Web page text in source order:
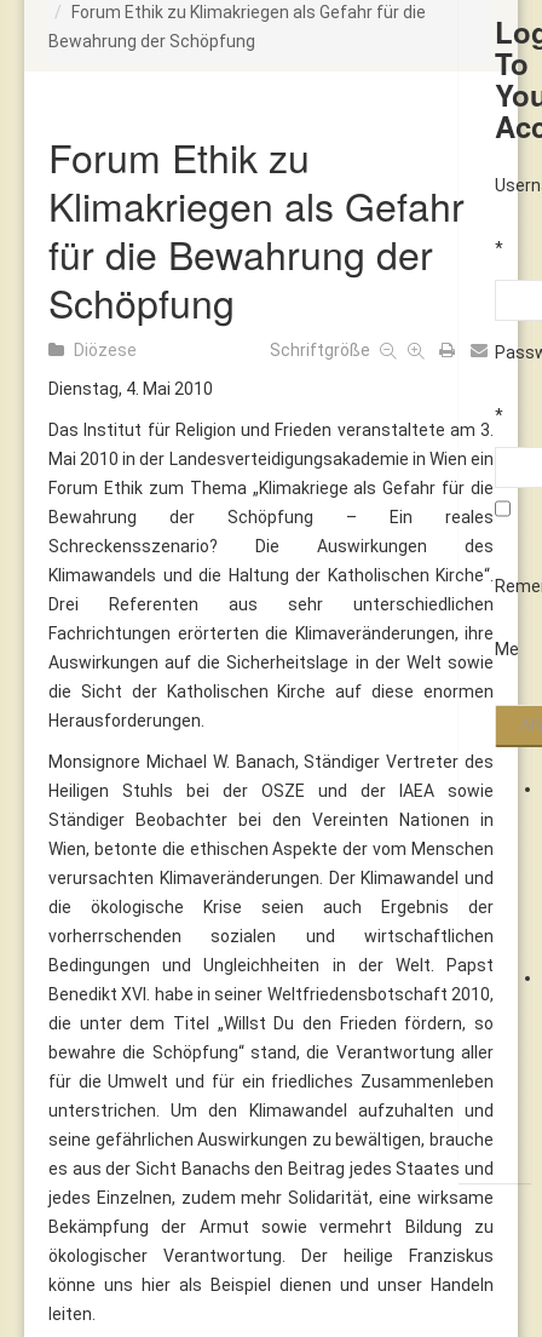
To
*
*
Me
Forum Ethik zu Klimakriegen als Gefahr für die
Bewahrung der Schöpfung
Forum Ethik zu
Klimakriegen als Gefahr
für die Bewahrung der
Schöpfung
Diözese
Schriftgröße
Dienstag, 4. Mai 2010
Das Institut für Religion und Frieden veranstaltete am 3.
Mai 2010 in der Landesverteidigungsakademie in Wien ein
Forum Ethik zum Thema „Klimakriege als Gefahr für die
Bewahrung der Schöpfung – Ein reales
Schreckensszenario? Die Auswirkungen des
Klimawandels und die Haltung der Katholischen Kirche“.
Drei Referenten aus sehr unterschiedlichen
Fachrichtungen erörterten die Klimaveränderungen, ihre
Auswirkungen auf die Sicherheitslage in der Welt sowie
die Sicht der Katholischen Kirche auf diese enormen
Herausforderungen.
Monsignore Michael W. Banach, Ständiger Vertreter des
Heiligen Stuhls bei der OSZE und der IAEA sowie
Ständiger Beobachter bei den Vereinten Nationen in
Wien, betonte die ethischen Aspekte der vom Menschen
verursachten Klimaveränderungen. Der Klimawandel und
die ökologische Krise seien auch Ergebnis der
vorherrschenden sozialen und wirtschaftlichen
Bedingungen und Ungleichheiten in der Welt. Papst
Benedikt XVI. habe in seiner Weltfriedensbotschaft 2010,
die unter dem Titel „Willst Du den Frieden fördern, so
bewahre die Schöpfung“ stand, die Verantwortung aller
für die Umwelt und für ein friedliches Zusammenleben
unterstrichen. Um den Klimawandel aufzuhalten und
seine gefährlichen Auswirkungen zu bewältigen, brauche
es aus der Sicht Banachs den Beitrag jedes Staates und
jedes Einzelnen, zudem mehr Solidarität, eine wirksame
Bekämpfung der Armut sowie vermehrt Bildung zu
ökologischer Verantwortung. Der heilige Franziskus
könne uns hier als Beispiel dienen und unser Handeln
leiten.